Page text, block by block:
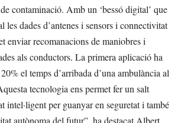
contaminació. Amb un ‘bessó digital’ que
les dades d’antenes i sensors i connectivitat
enviar recomanacions de maniobres i
als conductors. La primera aplicació ha
el temps d’arribada d’una ambulància al
tecnologia ens permet fer un salt
intel·ligent per guanyar en seguretat i també
autònoma del futur”, ha destacat Albert